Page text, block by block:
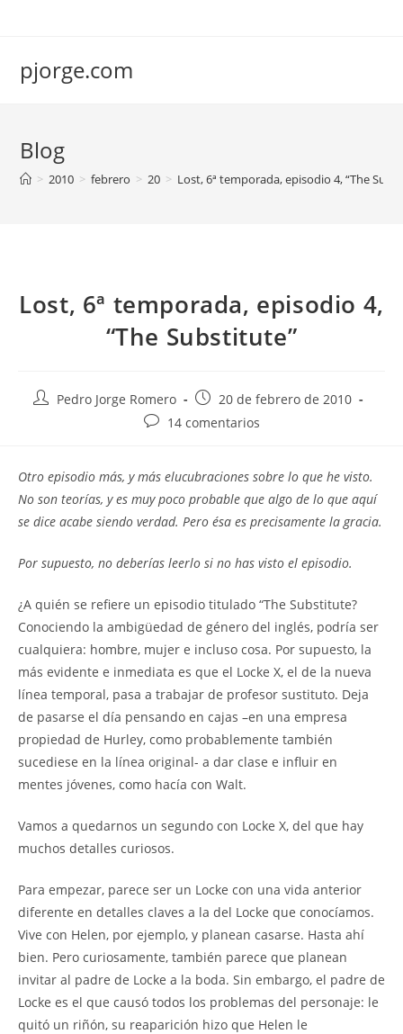
pjorge.com
Blog
> 2010 > febrero > 20 > Lost, 6ª temporada, episodio 4, “The
Lost, 6ª temporada, episodio 4,
“The Substitute”
AutorPedro Jorge Romero
Publicación
de
20 de febrero de 2010
Comentarios
entrada:
14 comentarios
Otro episodio más, y más elucubraciones sobre lo que he visto.
No son teorías, y es muy poco probable que algo de lo que aquí
se dice acabe siendo verdad. Pero ésa es precisamente la gracia.
Por supuesto, no deberías leerlo si no has visto el episodio.
¿A quién se refiere un episodio titulado “The Substitute?
Conociendo la ambigüedad de género del inglés, podría ser
cualquiera: hombre, mujer e incluso cosa. Por supuesto, la
más evidente e inmediata es que el Locke X, el de la nueva
línea temporal, pasa a trabajar de profesor sustituto. Deja
de pasarse el día pensando en cajas –en una empresa
propiedad de Hurley, como probablemente también
sucediese en la línea original- a dar clase e influir en
mentes jóvenes, como hacía con Walt.
Vamos a quedarnos un segundo con Locke X, del que hay
muchos detalles curiosos.
Para empezar, parece ser un Locke con una vida anterior
diferente en detalles claves a la del Locke que conocíamos.
Vive con Helen, por ejemplo, y planean casarse. Hasta ahí
bien. Pero curiosamente, también parece que planean
invitar al padre de Locke a la boda. Sin embargo, el padre de
Locke es el que causó todos los problemas del personaje: le
quitó un riñón, su reaparición hizo que Helen le